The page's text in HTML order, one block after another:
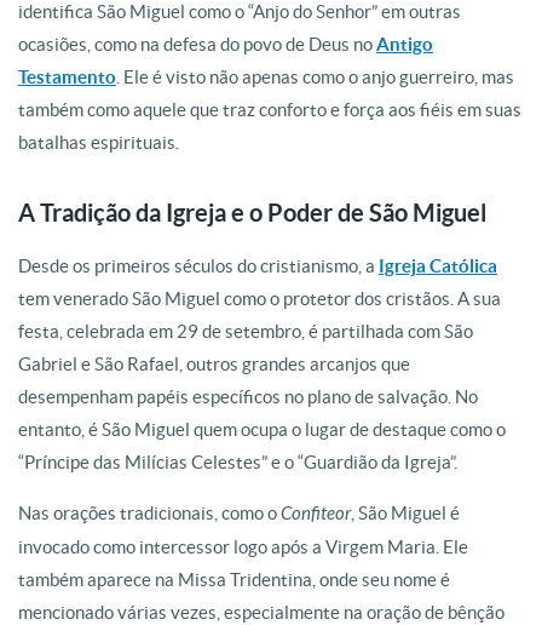
identifica São Miguel como o “Anjo do Senhor” em outras
ocasiões, como na defesa do povo de Deus noAntigo
Testamento. Ele é visto não apenas como o anjo guerreiro, mas
também como aquele que traz conforto e força aos fiéis em suas
batalhas espirituais.
A Tradição da Igreja e o Poder de São Miguel
Desde os primeiros séculos do cristianismo, a Igreja Católica
tem venerado São Miguel como o protetor dos cristãos. A sua
festa, celebrada em 29 de setembro, é partilhada com São
Gabriel e São Rafael, outros grandes arcanjos que
desempenham papéis específicos no plano de salvação. No
entanto, é São Miguel quem ocupa o lugar de destaque como o
“Príncipe das Milícias Celestes” e o “Guardião da Igreja”.
Nas orações tradicionais, como oConfiteor, São Miguel é
invocado como intercessor logo após a Virgem Maria. Ele
também aparece na Missa Tridentina, onde seu nome é
mencionado várias vezes, especialmente na oração de bênção